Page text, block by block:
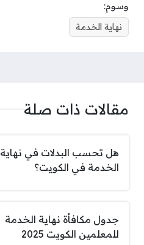
وسوم:
نهاية الخدمة
مقالات ذات صلة
هل تحسب البدلات في نهاية
الخدمة في الكويت؟
جدول مكافأة نهاية الخدمة
للمعلمين الكويت 2025